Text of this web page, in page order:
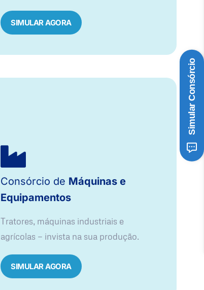
SIMULAR AGORA
Consórcio de Máquinas e
Equipamentos
Tratores, máquinas industriais e
agrícolas — invista na sua produção.
SIMULAR AGORA
Simular Consórcio